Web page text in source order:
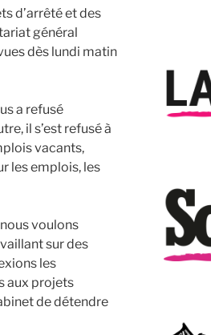
d’arrêté et des
général
dès lundi matin
a refusé
il s’est refusé à
vacants,
les emplois, les
voulons
sur des
les
aux projets
de détendre